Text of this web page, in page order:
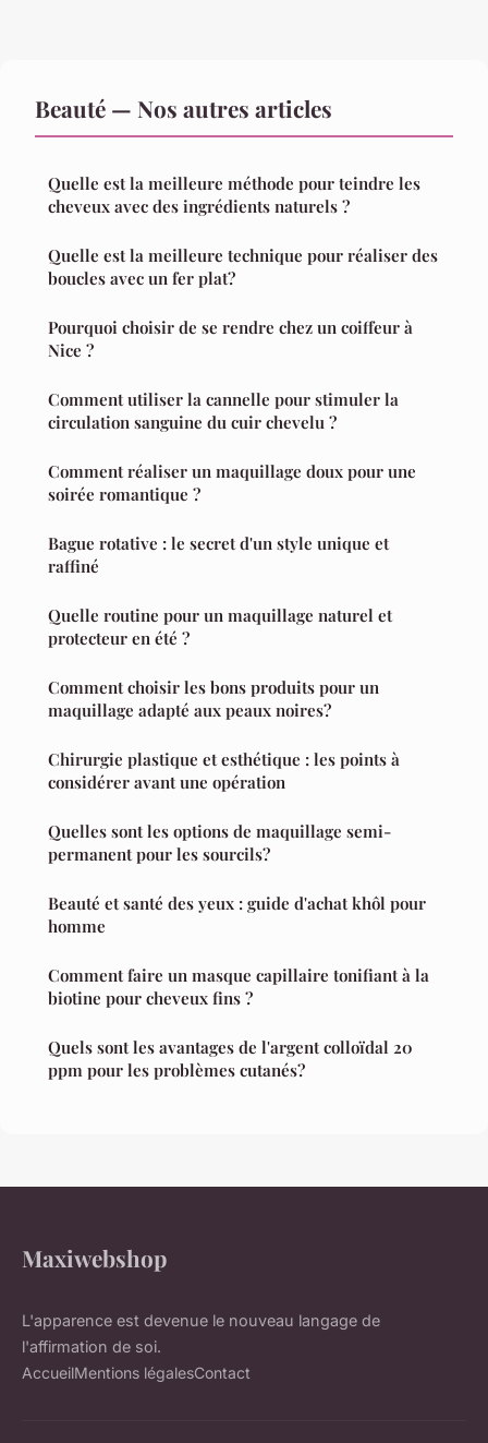
Beauté — Nos autres articles
Quelle est la meilleure méthode pour teindre les
cheveux avec des ingrédients naturels ?
Quelle est la meilleure technique pour réaliser des
boucles avec un fer plat?
Pourquoi choisir de se rendre chez un coiffeur à
Nice ?
Comment utiliser la cannelle pour stimuler la
circulation sanguine du cuir chevelu ?
Comment réaliser un maquillage doux pour une
soirée romantique ?
Bague rotative : le secret d'un style unique et
raffiné
Quelle routine pour un maquillage naturel et
protecteur en été ?
Comment choisir les bons produits pour un
maquillage adapté aux peaux noires?
Chirurgie plastique et esthétique : les points à
considérer avant une opération
Quelles sont les options de maquillage semi-
permanent pour les sourcils?
Beauté et santé des yeux : guide d'achat khôl pour
homme
Comment faire un masque capillaire tonifiant à la
biotine pour cheveux fins ?
Quels sont les avantages de l'argent colloïdal 20
ppm pour les problèmes cutanés?
Maxiwebshop
L'apparence est devenue le nouveau langage de
l'affirmation de soi.
AccueilMentions légalesContact